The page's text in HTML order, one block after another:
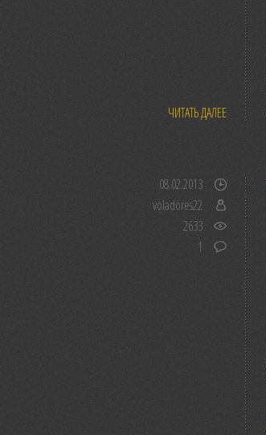
ЧИТАТЬ ДАЛЕЕ
08.02.2013
voladores22
2633
1